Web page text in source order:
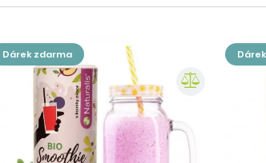
dárek zdarma